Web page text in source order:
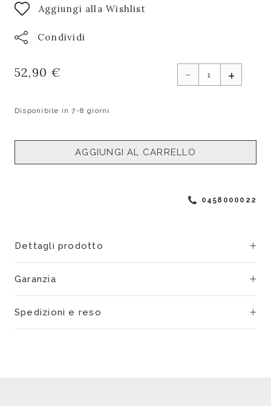
Aggiungi alla Wishlist
Condividi
52,90 € - +
Disponibile in 7-8 giorni
AGGIUNGI AL CARRELLO
0458000022
Dettagli prodotto
Garanzia
Spedizioni e reso